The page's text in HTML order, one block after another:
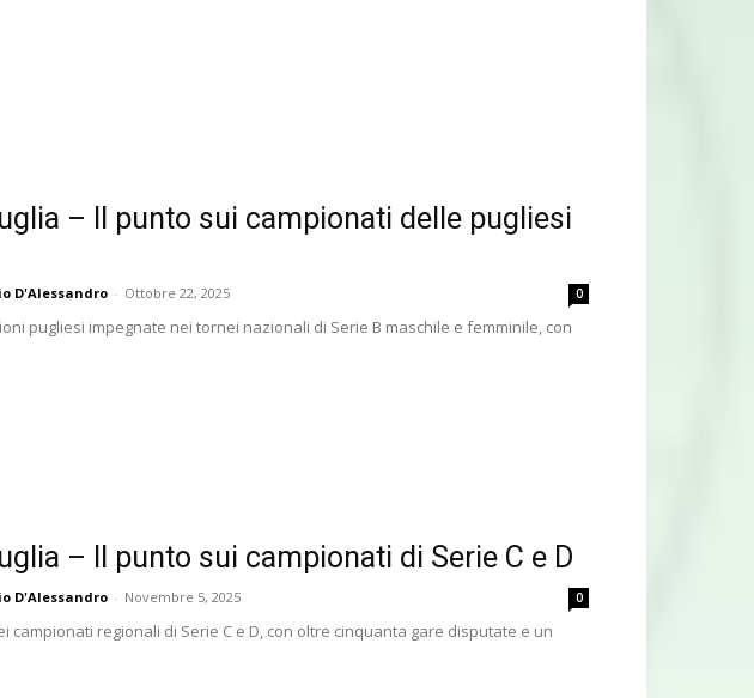
– Il punto sui campionati delle pugliesi
D'Alessandro - Ottobre 22, 2025 0
pugliesi impegnate nei tornei nazionali di Serie B maschile e femminile, con
– Il punto sui campionati di Serie C e D
D'Alessandro - Novembre 5, 2025 0
campionati regionali di Serie C e D, con oltre cinquanta gare disputate e un